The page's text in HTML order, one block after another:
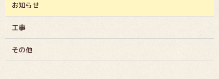
お知らせ
工事
その他